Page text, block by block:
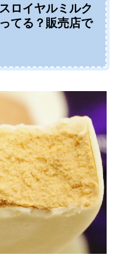
ロイヤルミルク
てる？販売店で